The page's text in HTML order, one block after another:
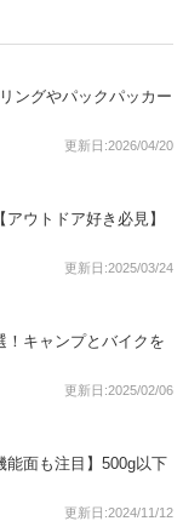
ングやパックパッカー
更新日:2026/04/20
ウトドア好き必見】
更新日:2025/03/24
！キャンプとバイクを
更新日:2025/02/06
能面も注目】500g以下
更新日:2024/11/12